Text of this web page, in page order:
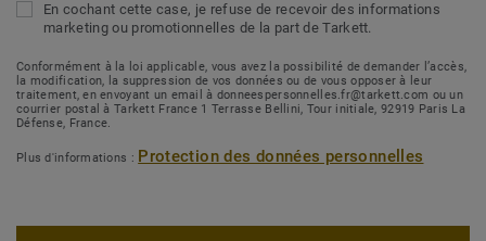
En cochant cette case, je refuse de recevoir des informations
marketing ou promotionnelles de la part de Tarkett.
Conformément à la loi applicable, vous avez la possibilité de demander l’accès,
la modification, la suppression de vos données ou de vous opposer à leur
traitement, en envoyant un email à donneespersonnelles.fr@tarkett.com ou un
courrier postal à Tarkett France 1 Terrasse Bellini, Tour initiale, 92919 Paris La
Défense, France.
Plus d'informations : Protection des données personnelles